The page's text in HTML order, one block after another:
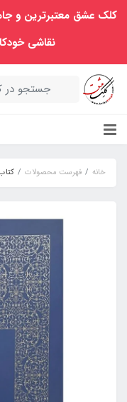
کلک عشق معتبرترین و
نقاشی
خانه فهرست محصولات